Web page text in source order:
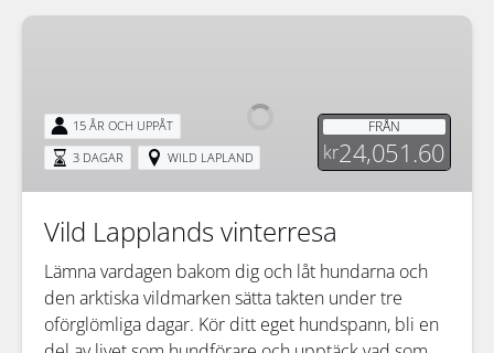
Vild
FRÅN
kr24,051.60
15 ÅR OCH UPPÅT
3 DAGAR
WILD LAPLAND
Vild Lapplands vinterresa
Lämna vardagen bakom dig och låt hundarna och
den arktiska vildmarken sätta takten under tre
oförglömliga dagar. Kör ditt eget hundspann, bli en